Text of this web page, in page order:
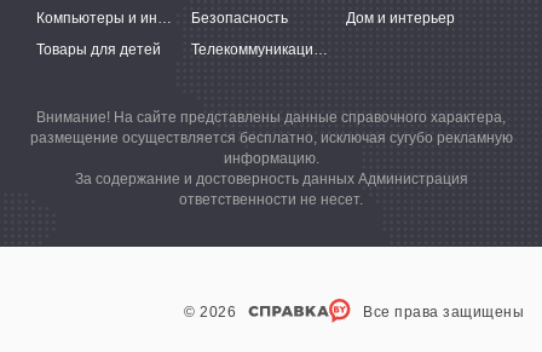
Компьютеры и интернет
Безопасность
Дом и интерьер
Товары для детей
Телекоммуникации и связь
Внимание! На сайте представлены данные справочного характера,
размещение осуществляется бесплатно, исключая сугубо рекламную
информацию.
За содержание и достоверность данных Администрация
ответственности не несет.
© 2026 Все права защищены